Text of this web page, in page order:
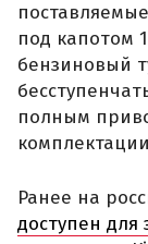
под капотом
бензиновый
полным
Ранее на
доступен для